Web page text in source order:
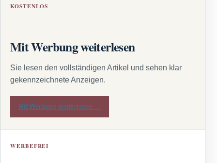
KOSTENLOS
Mit Werbung weiterlesen
Sie lesen den vollständigen Artikel und sehen klar
gekennzeichnete Anzeigen.
Mit Werbung weiterlesen →
WERBEFREI